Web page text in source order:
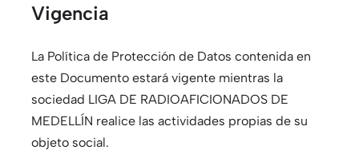
Vigencia
La Política de Protección de Datos contenida en
este Documento estará vigente mientras la
sociedad LIGA DE RADIOAFICIONADOS DE
MEDELLÍN realice las actividades propias de su
objeto social.